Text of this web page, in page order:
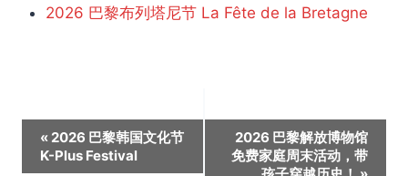
2026 巴黎布列塔尼节 La Fête de la Bretagne
活
动
« 2026 巴黎韩国文化节
K-Plus Festival
2026 巴黎解放博物馆
免费家庭周末活动，带